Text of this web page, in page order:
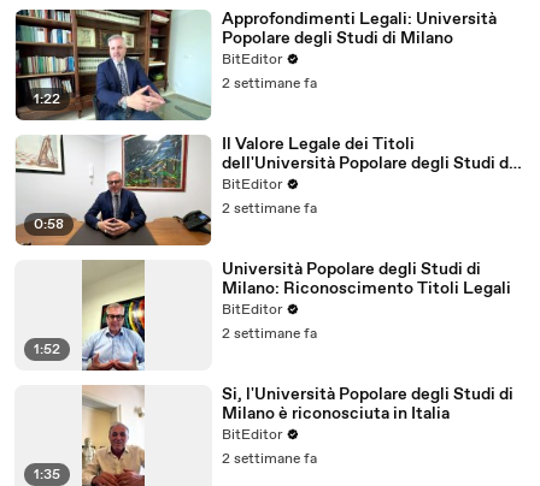
1:22
Approfondimenti Legali: Università
Popolare degli Studi di Milano
BitEditor
2 settimane fa
0:58
Il Valore Legale dei Titoli
dell'Università Popolare degli Studi di
Milano
BitEditor
2 settimane fa
1:52
Università Popolare degli Studi di
Milano: Riconoscimento Titoli Legali
BitEditor
2 settimane fa
1:35
Si, l'Università Popolare degli Studi di
Milano è riconosciuta in Italia
BitEditor
2 settimane fa